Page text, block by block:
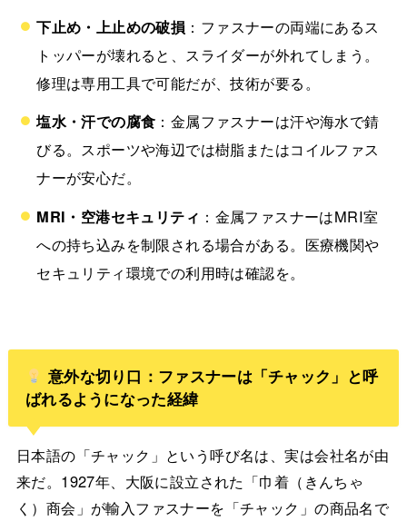
下止め・上止めの破損 ：ファスナーの両端にあるス
トッパーが壊れると、スライダーが外れてしまう。
修理は専用工具で可能だが、技術が要る。
塩水・汗での腐食 ：金属ファスナーは汗や海水で錆
びる。スポーツや海辺では樹脂またはコイルファス
ナーが安心だ。
MRI・空港セキュリティ ：金属ファスナーはMRI室
への持ち込みを制限される場合がある。医療機関や
セキュリティ環境での利用時は確認を。
意外な切り口：ファスナーは「チャック」と呼
ばれるようになった経緯
日本語の「チャック」という呼び名は、実は会社名が由
来だ。1927年、大阪に設立された「巾着（きんちゃ
く）商会」が輸入ファスナーを「チャック」の商品名で